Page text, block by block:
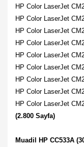
HP Color LaserJet
HP Color LaserJet
HP Color LaserJet
HP Color LaserJet
HP Color LaserJet
HP Color LaserJet
HP Color LaserJet
HP Color LaserJet
HP Color LaserJet
(2.800 Sayfa)
Muadil HP CC533A